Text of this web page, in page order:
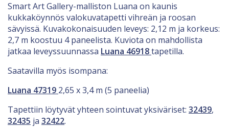
Smart Art Gallery-malliston Luana on kaunis
kukkaköynnös valokuvatapetti vihreän ja roosan
sävyissä. Kuvakokonaisuuden leveys: 2,12 m ja korkeus:
2,7 m koostuu 4 paneelista. Kuviota on mahdollista
jatkaa leveyssuunnassa Luana 46918tapetilla.
Saatavilla myös isompana:
Luana 47319 2,65 x 3,4 m (5 paneelia)
Tapettiin löytyvät yhteen sointuvat yksiväriset: 32439,
32435 ja 32422.